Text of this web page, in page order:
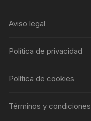
Aviso legal
Política de privacidad
Política de cookies
Términos y condiciones